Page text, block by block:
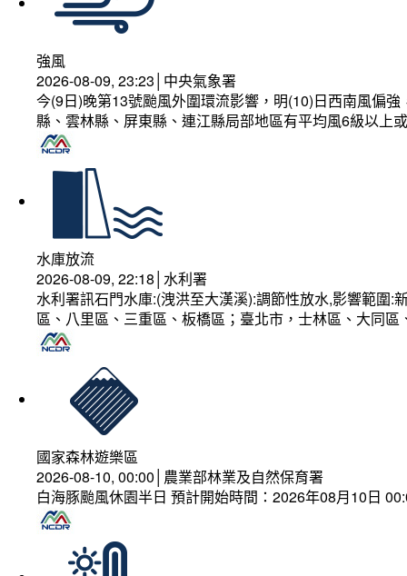
強風
2026-08-09, 23:23│中央氣象署
今(9日)晚第13號颱風外圍環流影響，明(10)日西南風偏
縣、雲林縣、屏東縣、連江縣局部地區有平均風6級以上
水庫放流
2026-08-09, 22:18│水利署
水利署訊石門水庫:(洩洪至大漢溪):調節性放水,影響範圍
區、八里區、三重區、板橋區；臺北市，士林區、大同
國家森林遊樂區
2026-08-10, 00:00│農業部林業及自然保育署
白海豚颱風休園半日 預計開始時間：2026年08月10日